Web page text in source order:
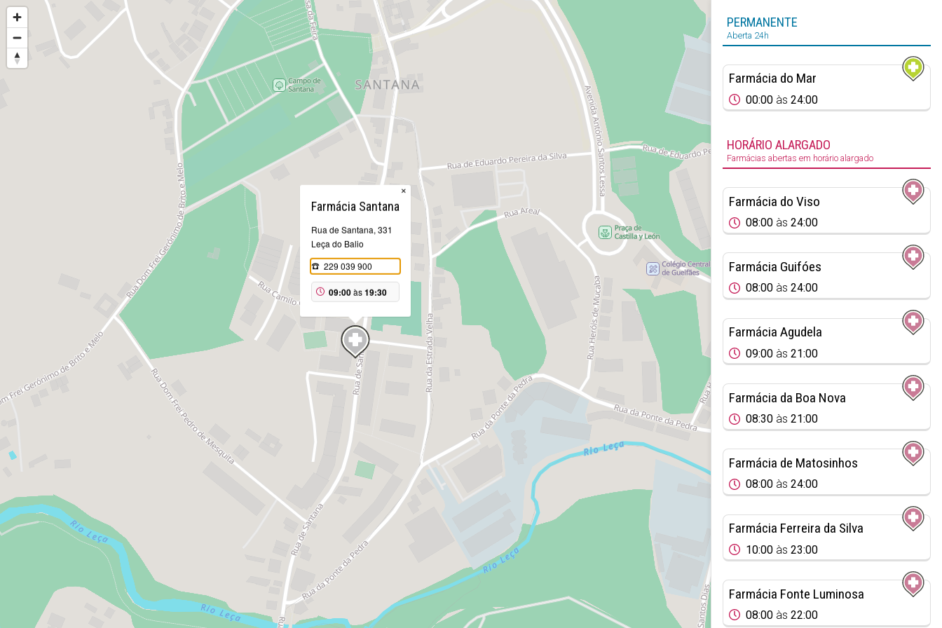
Farmácia Santana
Rua de Santana, 331
Leça do Balio
229 039 900
09:00às19:30
×
PERMANENTE
Aberta 24h
Farmácia do Mar
00:00 às 24:00
HORÁRIO ALARGADO
Farmácias abertas em horário alargado
Farmácia do Viso
08:00 às 24:00
Farmácia Guifóes
08:00 às 24:00
Farmácia Agudela
09:00 às 21:00
Farmácia da Boa Nova
08:30 às 21:00
Farmácia de Matosinhos
08:00 às 24:00
Farmácia Ferreira da Silva
10:00 às 23:00
Farmácia Fonte Luminosa
08:00 às 22:00